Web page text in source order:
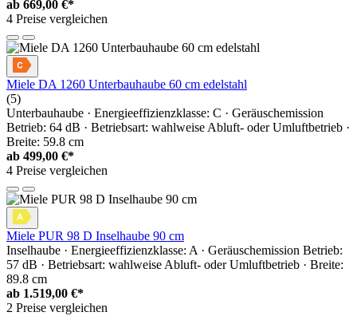
ab 669,00 €*
4 Preise vergleichen
Miele DA 1260 Unterbauhaube 60 cm edelstahl
(5)
Unterbauhaube · Energieeffizienzklasse: C · Geräuschemission
Betrieb: 64 dB · Betriebsart: wahlweise Abluft- oder Umluftbetrieb ·
Breite: 59.8 cm
ab 499,00 €*
4 Preise vergleichen
Miele PUR 98 D Inselhaube 90 cm
Inselhaube · Energieeffizienzklasse: A · Geräuschemission Betrieb:
57 dB · Betriebsart: wahlweise Abluft- oder Umluftbetrieb · Breite:
89.8 cm
ab 1.519,00 €*
2 Preise vergleichen